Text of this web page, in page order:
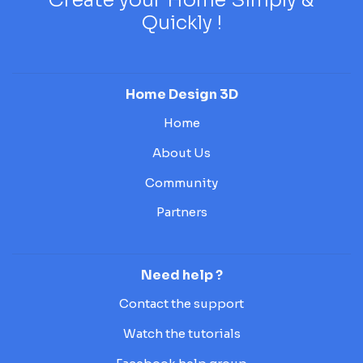
Quickly !
Home Design 3D
Home
About Us
Community
Partners
Need help ?
Contact the support
Watch the tutorials